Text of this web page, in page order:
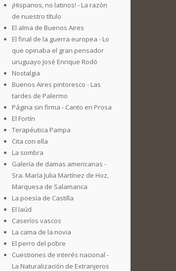
¡Hispanos, no latinos! - La razón
de nuestro título
El alma de Buenos Aires
El final de la guerra europea - Lo
que opinaba el gran pensador
uruguayo José Enrique Rodó
Nostalgia
Buenos Aires pintoresco - Las
tardes de Palermo
Página sin firma - Canto en Prosa
El Fortín
Terapéutica Pampa
Cita con ella
La sombra
Galería de damas americanas -
Sra. María Julia Martínez de Hoz,
Marquesa de Salamanca
La poesía de Castilla
El laúd
Caseríos vascos
La cama de la novia
El perro del pobre
Cuestiones de interés nacional -
La Naturalización de Extranjeros